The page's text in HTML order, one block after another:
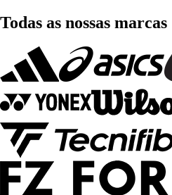
Todas as nossas marcas